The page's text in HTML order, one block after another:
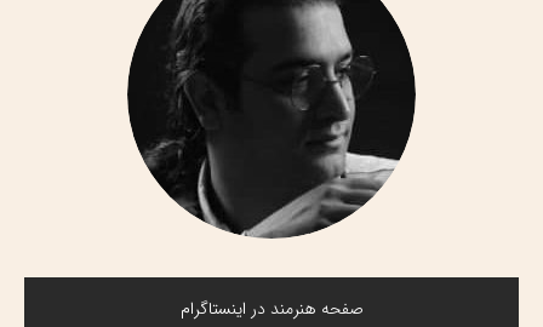
صفحه هنرمند در اینستاگرام